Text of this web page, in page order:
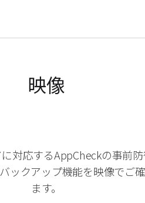
映像
対応するAppCheckの事前
ックアップ機能を映像でご
ます。